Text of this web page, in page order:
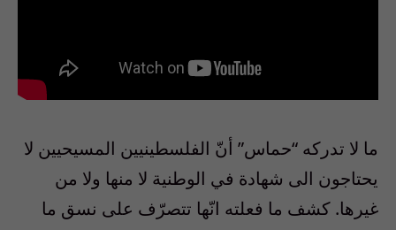
ما لا تدركه “حماس” أنّ الفلسطينيين المسيحيين لا
يحتاجون الى شهادة في الوطنية لا منها ولا من
غيرها. كشف ما فعلته انّها تتصرّف على نسق ما